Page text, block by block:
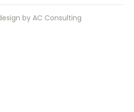
by AC Consulting